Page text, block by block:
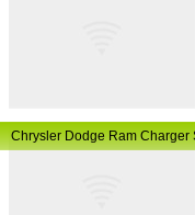
Chrysler Dodge Ram Charger